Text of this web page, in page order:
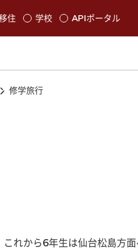
ます
住 学校 APIポータル
修学旅行
れから6年生は仙台松島方